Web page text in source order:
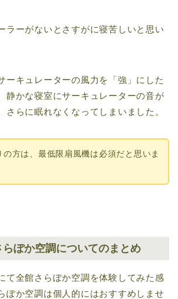
ラーがないとさすがに寝苦しいと思い
ーキュレーターの風力を「強」にした
静かな寝室にサーキュレーターの音が
さらに眠れなくなってしまいました。
の方は、最低限扇風機は必須だと思いま
ぽか空調についてのまとめ
て全館さらぽか空調を体験してみた感
ぽか空調は個人的にはおすすめしませ